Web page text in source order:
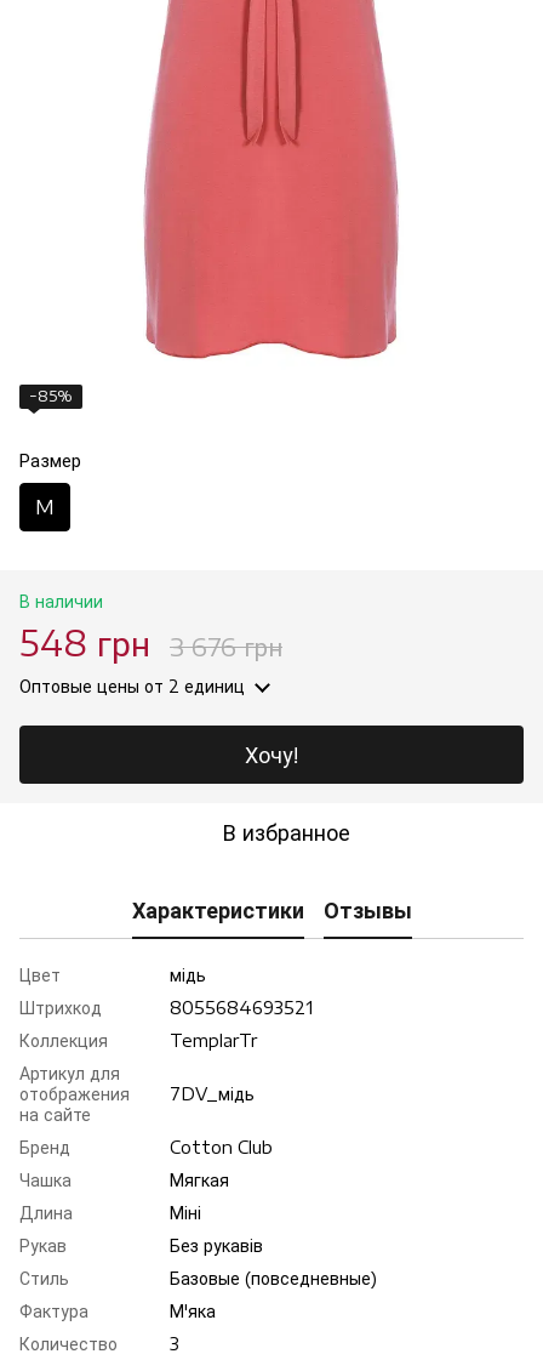
−85%
Размер
M
В наличии
548 грн 3 676 грн
Оптовые цены от 2 единиц
Хочу!
В избранное
Характеристики Отзывы
Цвет
мiдь
Штрихкод
8055684693521
Коллекция
TemplarTr
Артикул для
отображения
на сайте
7DV_мiдь
Бренд
Cotton Club
Чашка
Мягкая
Длина
Міні
Рукав
Без рукавів
Стиль
Базовые (повседневные)
Фактура
М'яка
Количество
3